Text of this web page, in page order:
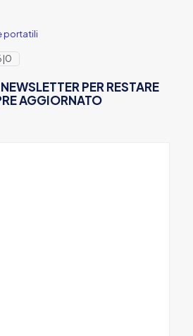
€.
portatili
PER RESTARE
AGGIORNATO